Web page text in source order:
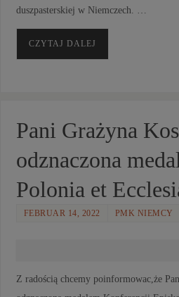
duszpasterskiej w Niemczech. …
CZYTAJ DALEJ
Pani Grażyna
odznaczona
Polonia et
FEBRUAR 14, 2022 PMK NIEMCY
Z radością chcemy poinformowac,że